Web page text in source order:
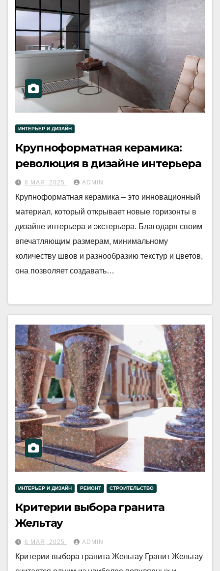
ИНТЕРЬЕР И ДИЗАЙН
Крупноформатная керамика:
революция в дизайне интерьера
8 МАЯ, 2025 ADMIN
Крупноформатная керамика – это инновационный
материал, который открывает новые горизонты в
дизайне интерьера и экстерьера. Благодаря своим
впечатляющим размерам, минимальному
количеству швов и разнообразию текстур и цветов,
она позволяет создавать…
ИНТЕРЬЕР И ДИЗАЙН РЕМОНТ СТРОИТЕЛЬСТВО
Критерии выбора гранита
Жельтау
6 МАЯ, 2025 ADMIN
Критерии выбора гранита Жельтау Гранит Жельтау